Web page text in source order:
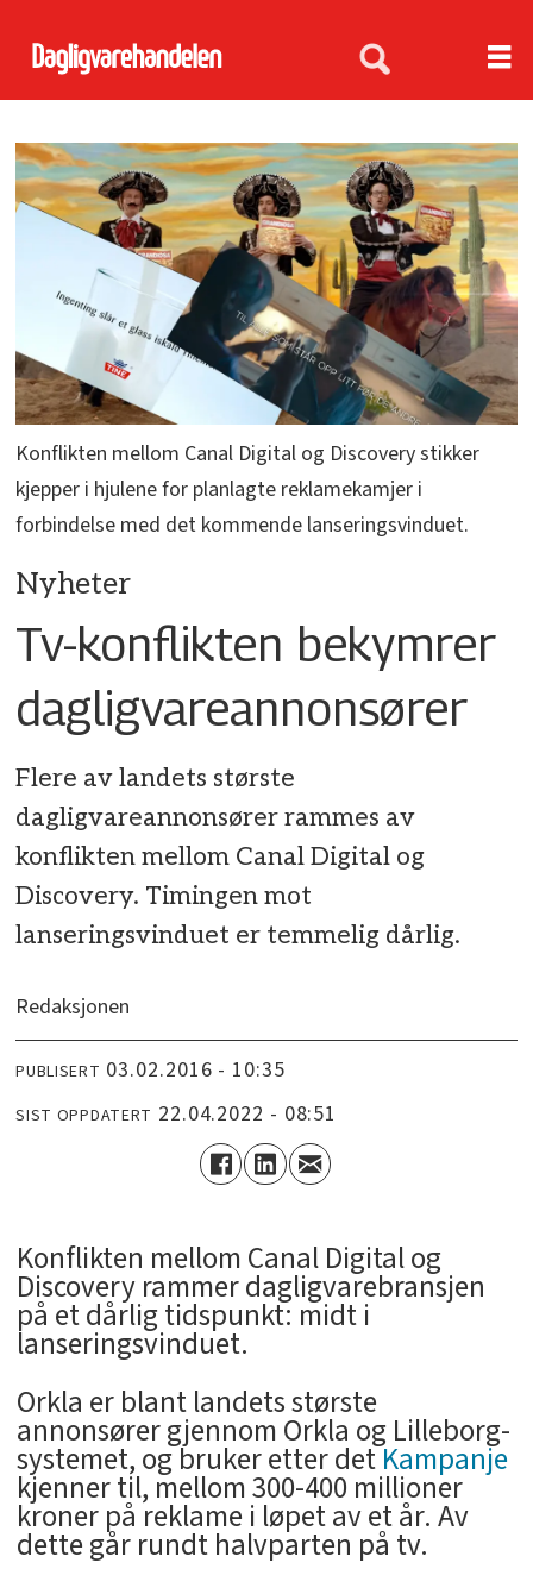
Konflikten mellom Canal Digital og Discovery stikker
kjepper i hjulene for planlagte reklamekamjer i
forbindelse med det kommende lanseringsvinduet.
Nyheter
Tv-konflikten bekymrer
dagligvareannonsører
Flere av landets største
dagligvareannonsører rammes av
konflikten mellom Canal Digital og
Discovery. Timingen mot
lanseringsvinduet er temmelig dårlig.
Redaksjonen
PUBLISERT 03.02.2016 - 10:35
SIST OPPDATERT 22.04.2022 - 08:51
Konflikten mellom Canal Digital og
Discovery rammer dagligvarebransjen
på et dårlig tidspunkt: midt i
lanseringsvinduet.
Orkla er blant landets største
annonsører gjennom Orkla og Lilleborg-
systemet, og bruker etter detKampanje
kjenner til, mellom 300-400 millioner
kroner på reklame i løpet av et år. Av
dette går rundt halvparten på tv.